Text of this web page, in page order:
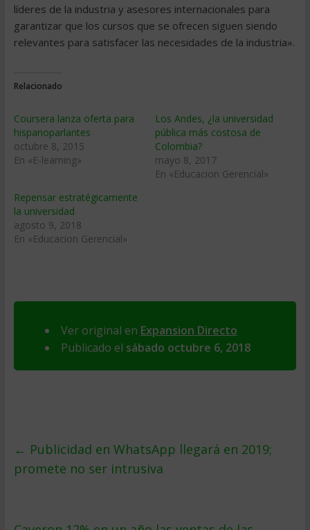
líderes de la industria y asesores internacionales para
garantizar que los cursos que se ofrecen siguen siendo
relevantes para satisfacer las necesidades de la industria».
Relacionado
Coursera lanza oferta para
hispanoparlantes
octubre 8, 2015
En «E-learning»
Los Andes, ¿la universidad
pública más costosa de
Colombia?
mayo 8, 2017
En «Educacion Gerencial»
Repensar estratégicamente
la universidad
agosto 9, 2018
En «Educacion Gerencial»
Ver original en Expansion Directo
Publicado el sábado octubre 6, 2018
← Publicidad en WhatsApp llegará en 2019;
promete no ser intrusiva